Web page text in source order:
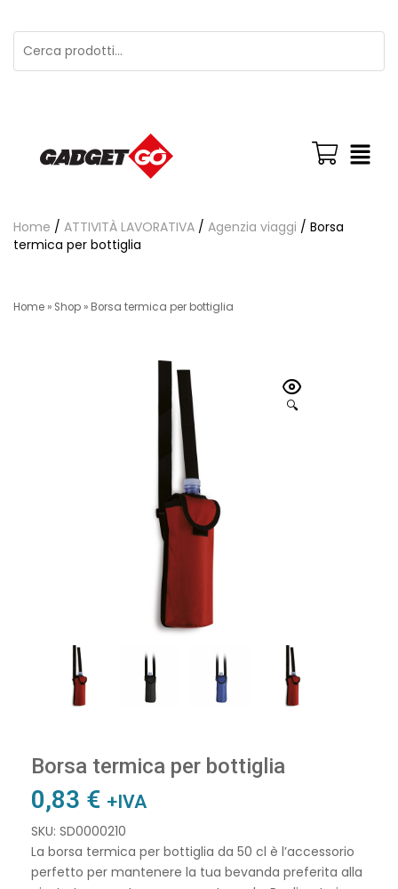
Home / ATTIVITÀ LAVORATIVA / Agenzia viaggi / Borsa
termica per bottiglia
Home » Shop » Borsa termica per bottiglia
🔍
Borsa termica per bottiglia
0,83 € +IVA
SKU: SD0000210
La borsa termica per bottiglia da 50 cl è l’accessorio
perfetto per mantenere la tua bevanda preferita alla